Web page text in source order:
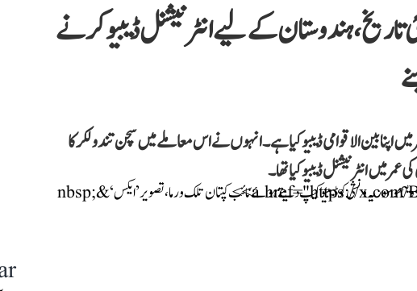
تاریخ، ہندوستان کے لیے انٹرنیشنل ڈیبیو کرنے
نے 15 سال اور 99 دن کی عمر میں اپنا بین الاقوامی ڈیبیو کیا ہے۔ انہوں نے اس معاملے میں سچن تندولکر کا